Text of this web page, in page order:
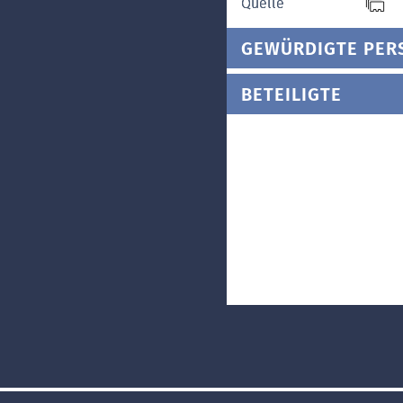
GEWÜRDIGTE
BETEILIGTE